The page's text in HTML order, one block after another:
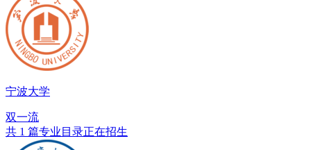
宁波大学
双一流
共 1 篇专业目录正在招生